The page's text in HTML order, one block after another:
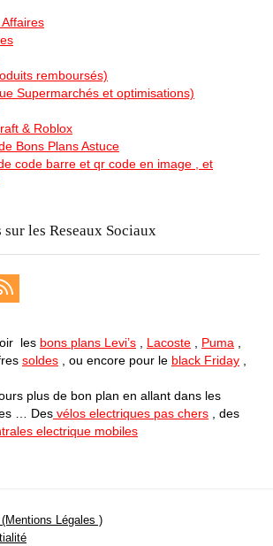
remboursés)
Supermarchés et optimisations)
& Roblox
Bons Plans Astuce
code barre et qr code en image , et
sur les Reseaux Sociaux
les bons plans Levi’s , Lacoste , Puma ,
soldes , ou encore pour le black Friday ,
plus de bon plan en allant dans les
… Des vélos electriques pas chers , des
electrique mobiles
Légales )